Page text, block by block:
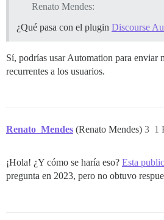
Renato Mendes:
¿Qué pasa con el plugin Discourse
Sí, podrías usar Automation para enviar
recurrentes a los usuarios.
Renato_Mendes (Renato Mendes) 1
3
¡Hola! ¿Y cómo se haría eso? Esta
pregunta en 2023, pero no obtuvo